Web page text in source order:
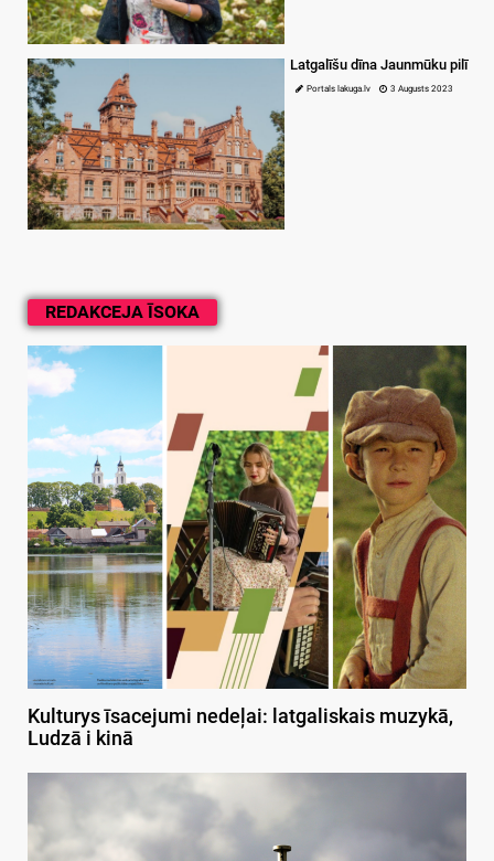
REDAKCEJA ĪSOKA
Kulturys īsacejumi nedeļai: latgaliskais muzykā,
Ludzā i kinā
Latgalīšu dīna Jaunmūku pilī
Portals lakuga.lv 3 Augusts 2023